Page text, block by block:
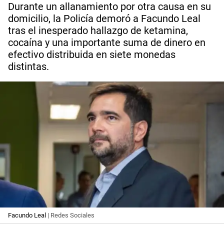
Durante un allanamiento por otra causa en su
domicilio, la Policía demoró a Facundo Leal
tras el inesperado hallazgo de ketamina,
cocaína y una importante suma de dinero en
efectivo distribuida en siete monedas
distintas.
Facundo Leal | Redes Sociales